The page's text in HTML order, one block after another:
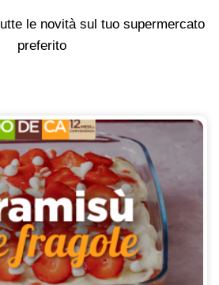
le novità sul tuo supermercato
preferito